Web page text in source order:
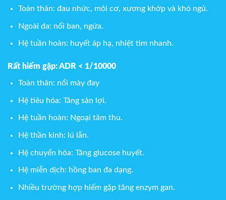
Toàn thân: đau nhức, mỏi cơ, xương khớp và khó ngủ.
Ngoài da: nổi ban, ngứa.
Hệ tuần hoàn: huyết áp hạ, nhiệt tim nhanh.
Rất hiếm gặp: ADR < 1/10000
Toàn thân: nổi mày đay
Hệ tiêu hóa: Tăng sản lợi.
Hệ tuần hoàn: Ngoại tâm thu.
Hệ thần kinh: lú lẫn.
Hệ chuyển hóa: Tăng glucose huyết.
Hệ miễn dịch: hồng ban đa dạng.
Nhiều trường hợp hiếm gặp tăng enzym gan.